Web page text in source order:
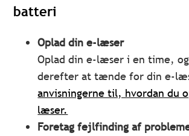
batteri
Oplad din e-læser
Oplad din e-læser i en time,
derefter at tænde for din e-
anvisningerne til, hvordan du
læser.
Foretag fejlfinding af